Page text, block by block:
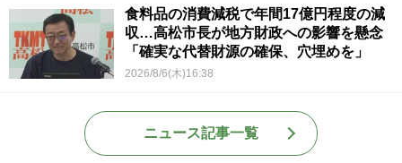
食料品の消費減税で年間17億円程度の減
収…高松市長が地方財政への影響を懸念
「確実な代替財源の確保、穴埋めを」
2026/8/6(木)16:38
ニュース記事一覧